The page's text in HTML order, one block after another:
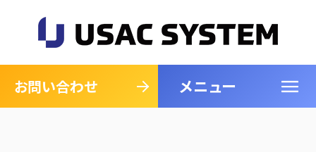
お問い合わせ メニュー
閉じる